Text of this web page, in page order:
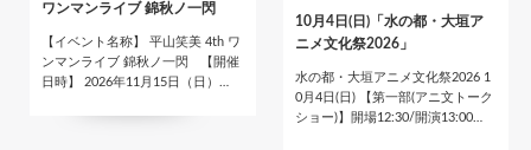
ワンマンライブ 錦秋ノ一閃
【イベント名称】 平山笑美 4th ワ
ンマンライブ 錦秋ノ一閃 【開催
日時】 2026年11月15日（日）…
10月4日(日)「水の都・大垣ア
ニメ文化祭2026」
水の都・大垣アニメ文化祭2026 1
0月4日(日) 【第一部(アニ文トーク
ショー)】開場12:30/開演13:00…